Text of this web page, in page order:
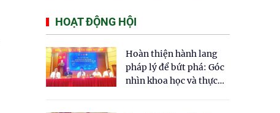
HOẠT ĐỘNG HỘI
Hoàn thiện hành lang
pháp lý để bứt phá: Góc
nhìn khoa học và thực